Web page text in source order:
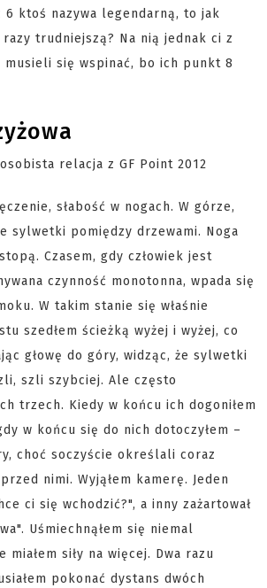
6 ktoś nazywa legendarną, to jak
razy trudniejszą? Na nią jednak ci z
musieli się wspinać, bo ich punkt 8
słabość w nogach. W górze,
sylwetki pomiędzy drzewami. Noga
Czasem, gdy człowiek jest
czynność monotonna, wpada się
W takim stanie się właśnie
szedłem ścieżką wyżej i wyżej, co
głowę do góry, widząc, że sylwetki
szli szybciej. Ale często
trzech. Kiedy w końcu ich dogoniłem
w końcu się do nich dotoczyłem –
choć soczyście określali coraz
nimi. Wyjąłem kamerę. Jeden
ci się wchodzić?", a inny zażartował
Uśmiechnąłem się niemal
miałem siły na więcej. Dwa razu
pokonać dystans dwóch